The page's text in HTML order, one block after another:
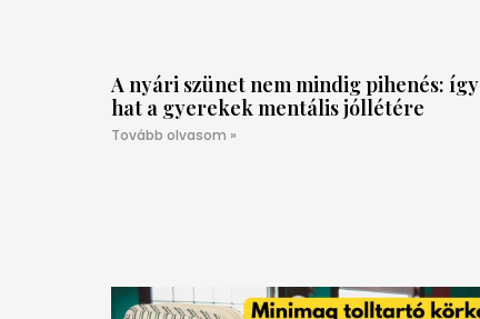
A nyári szünet nem mindig pihenés: így
hat a gyerekek mentális jóllétére
Tovább olvasom »